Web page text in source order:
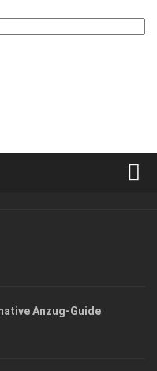
Anzug-Guide